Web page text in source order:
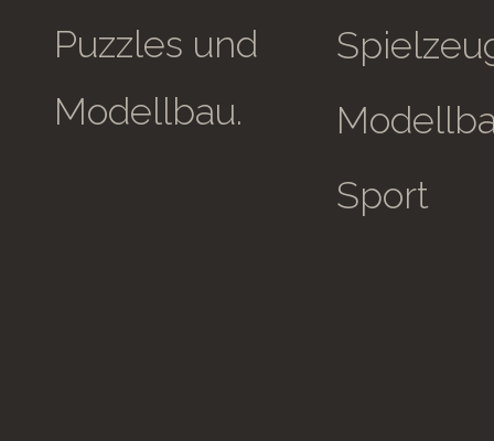
Puzzles und
Modellbau.
Sport